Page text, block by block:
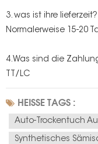
3. was ist ihre lieferzeit?
Normalerweise 15-20
4.Was sind die
TT/LC
HEISSE TAGS :
Auto-Trockentuch
Synthetisches